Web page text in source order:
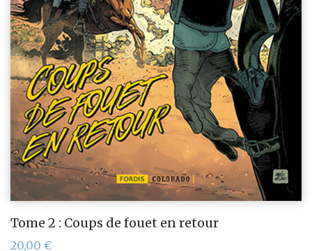
Tome 2 : Coups de fouet en retour
20,00 €